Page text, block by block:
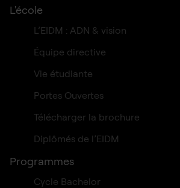
L'école
L’EIDM : ADN & vision
Équipe directive
Vie étudiante
Portes Ouvertes
Télécharger la brochure
Diplômés de l’EIDM
Programmes
Cycle Bachelor